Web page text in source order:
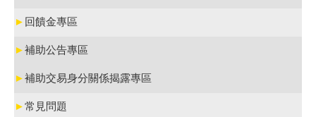
► 回饋金專區
►補助公告專區
►補助交易身分關係揭露專區
►常見問題